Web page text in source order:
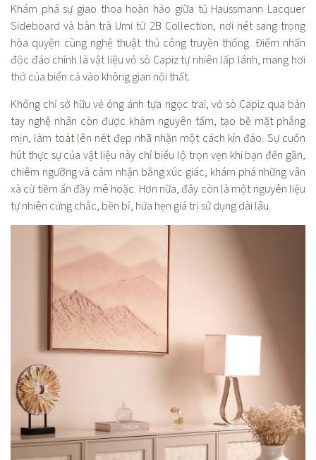
Khám phá sự giao thoa hoàn hảo giữa tủ Haussmann Lacquer
Sideboard và bàn trà Umi từ 2B Collection, nơi nét sang trọng
hòa quyện cùng nghệ thuật thủ công truyền thống. Điểm nhấn
độc đáo chính là vật liệu vỏ sò Capiz tự nhiên lấp lánh, mang hơi
thở của biển cả vào không gian nội thất.
Không chỉ sở hữu vẻ óng ánh tựa ngọc trai, vỏ sò Capiz qua bàn
tay nghệ nhân còn được khảm nguyên tấm, tạo bề mặt phẳng
mịn, làm toát lên nét đẹp nhã nhặn một cách kín đáo. Sự cuốn
hút thực sự của vật liệu này chỉ biểu lộ trọn vẹn khi bạn đến gần,
chiêm ngưỡng và cảm nhận bằng xúc giác, khám phá những vân
xà cừ tiềm ẩn đầy mê hoặc. Hơn nữa, đây còn là một nguyên liệu
tự nhiên cứng chắc, bền bỉ, hứa hẹn giá trị sử dụng dài lâu.